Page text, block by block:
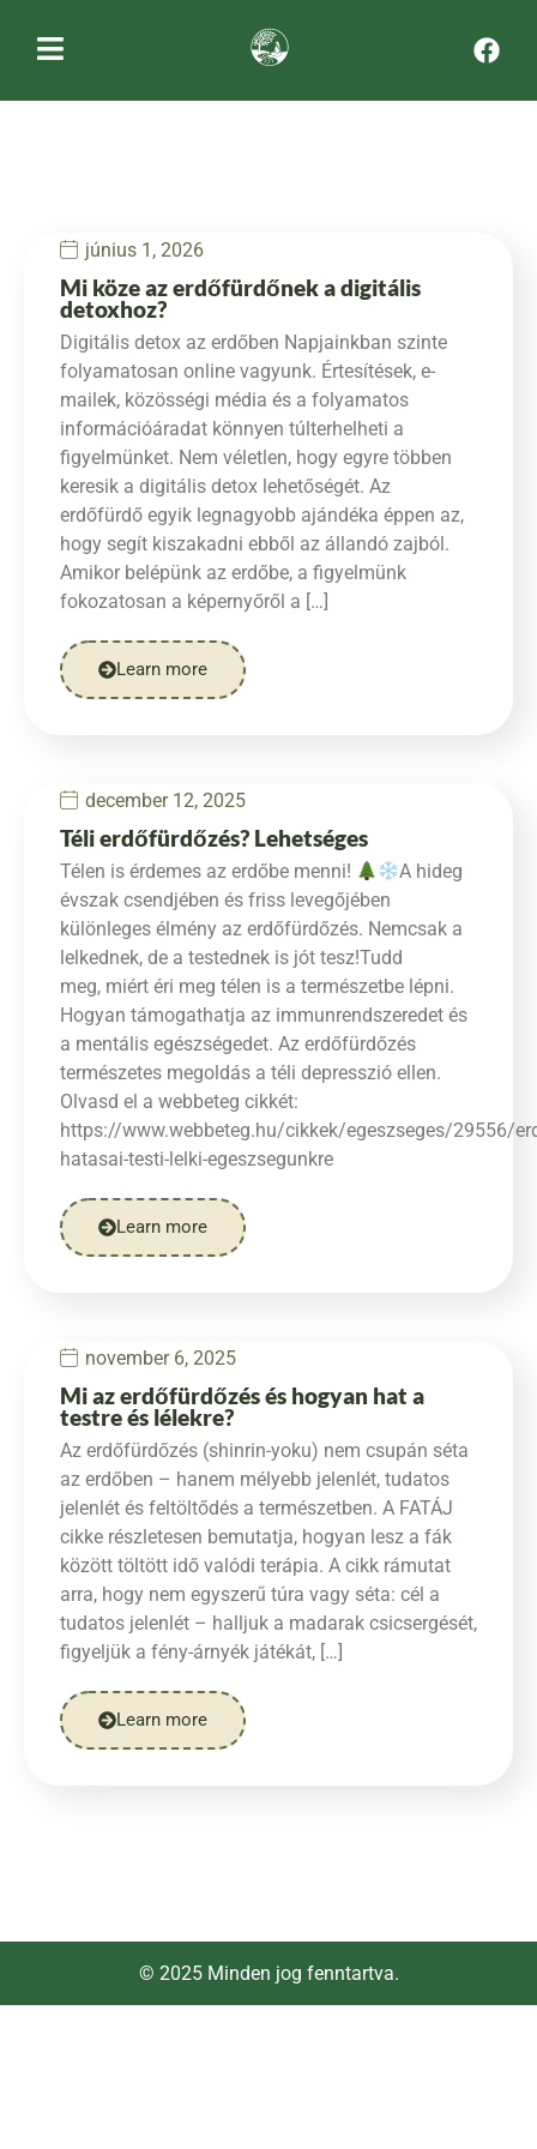
június 1, 2026
Mi köze az erdőfürdőnek a digitális
detoxhoz?
Digitális detox az erdőben Napjainkban szinte
folyamatosan online vagyunk. Értesítések, e-
mailek, közösségi média és a folyamatos
információáradat könnyen túlterhelheti a
figyelmünket. Nem véletlen, hogy egyre többen
keresik a digitális detox lehetőségét. Az
erdőfürdő egyik legnagyobb ajándéka éppen az,
hogy segít kiszakadni ebből az állandó zajból.
Amikor belépünk az erdőbe, a figyelmünk
fokozatosan a képernyőről a […]
Learn more
december 12, 2025
Téli erdőfürdőzés? Lehetséges
Télen is érdemes az erdőbe menni!
A hideg
évszak csendjében és friss levegőjében
különleges élmény az erdőfürdőzés. Nemcsak a
lelkednek, de a testednek is jót tesz!Tudd
meg, miért éri meg télen is a természetbe lépni.
Hogyan támogathatja az immunrendszeredet és
a mentális egészségedet. Az erdőfürdőzés
természetes megoldás a téli depresszió ellen.
Olvasd el a webbeteg cikkét:
https://www.webbeteg.hu/cikkek/egeszseges/29556/
hatasai-testi-lelki-egeszsegunkre
Learn more
november 6, 2025
Mi az erdőfürdőzés és hogyan hat a
testre és lélekre?
Az erdőfürdőzés (shinrin-yoku) nem csupán séta
az erdőben – hanem mélyebb jelenlét, tudatos
jelenlét és feltöltődés a természetben. A FATÁJ
cikke részletesen bemutatja, hogyan lesz a fák
között töltött idő valódi terápia. A cikk rámutat
arra, hogy nem egyszerű túra vagy séta: cél a
tudatos jelenlét – halljuk a madarak csicsergését,
figyeljük a fény-árnyék játékát, […]
Learn more
© 2025 Minden jog fenntartva.